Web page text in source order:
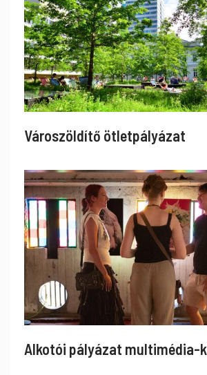
Városzöldítő ötletpályázat
Alkotói pályázat multimédia-